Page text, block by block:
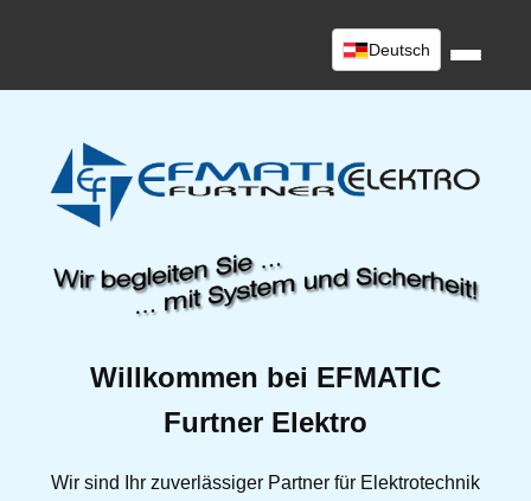
Deutsch
Willkommen bei EFMATIC
Furtner Elektro
Wir sind Ihr zuverlässiger Partner für Elektrotechnik